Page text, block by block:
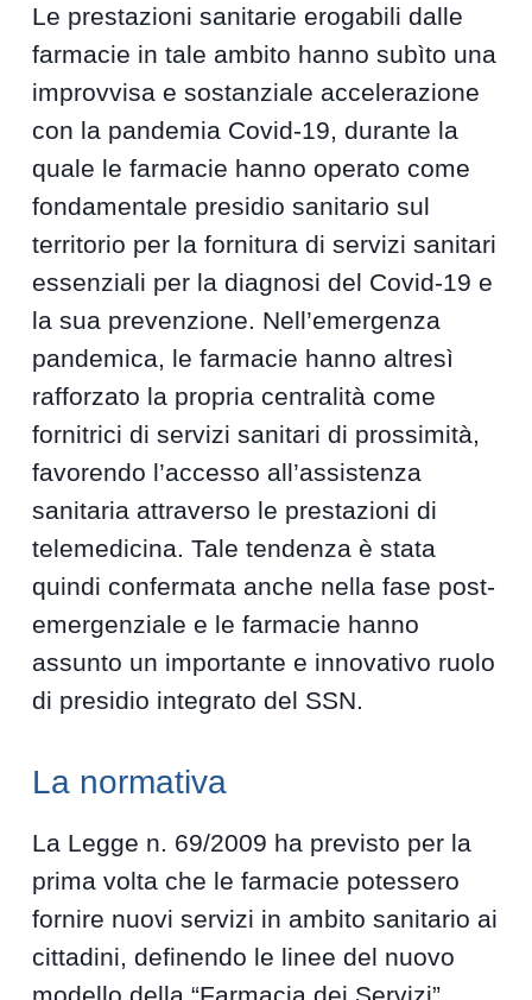
Le prestazioni sanitarie erogabili dalle
farmacie in tale ambito hanno subìto una
improvvisa e sostanziale accelerazione
con la pandemia Covid-19, durante la
quale le farmacie hanno operato come
fondamentale presidio sanitario sul
territorio per la fornitura di servizi sanitari
essenziali per la diagnosi del Covid-19 e
la sua prevenzione. Nell’emergenza
pandemica, le farmacie hanno altresì
rafforzato la propria centralità come
fornitrici di servizi sanitari di prossimità,
favorendo l’accesso all’assistenza
sanitaria attraverso le prestazioni di
telemedicina. Tale tendenza è stata
quindi confermata anche nella fase post-
emergenziale e le farmacie hanno
assunto un importante e innovativo ruolo
di presidio integrato del SSN.
La normativa
La Legge n. 69/2009 ha previsto per la
prima volta che le farmacie potessero
fornire nuovi servizi in ambito sanitario ai
cittadini, definendo le linee del nuovo
modello della “Farmacia dei Servizi”.